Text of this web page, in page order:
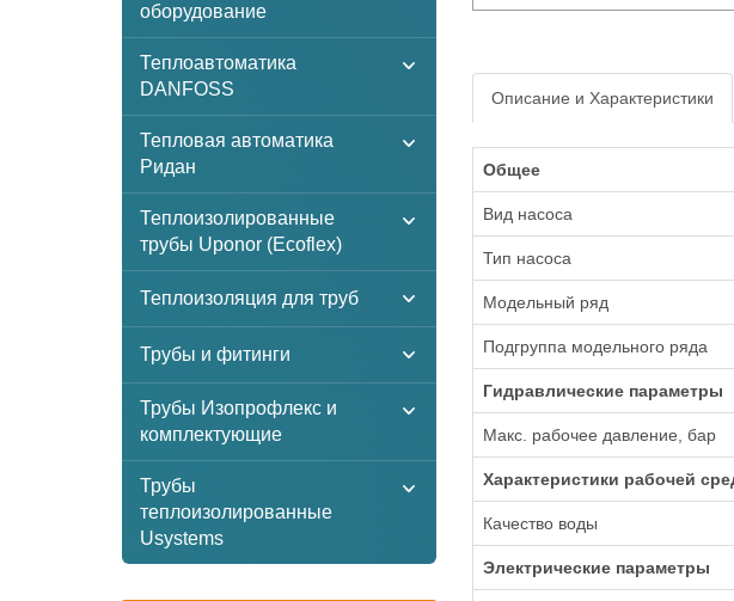
оборудование
Теплоавтоматика
DANFOSS
Тепловая автоматика
Ридан
Теплоизолированные
трубы Uponor (Ecoflex)
Теплоизоляция для труб
Трубы и фитинги
Трубы Изопрофлекс и
комплектующие
Трубы
теплоизолированные
Usystems
Описание и Характеристики
Общее
Вид насоса
Тип насоса
Модельный ряд
Подгруппа модельного ряда
Гидравлические параметры
Макс. рабочее давление, бар
Xарактеристики рабочей
Качество воды
Электрические параметры